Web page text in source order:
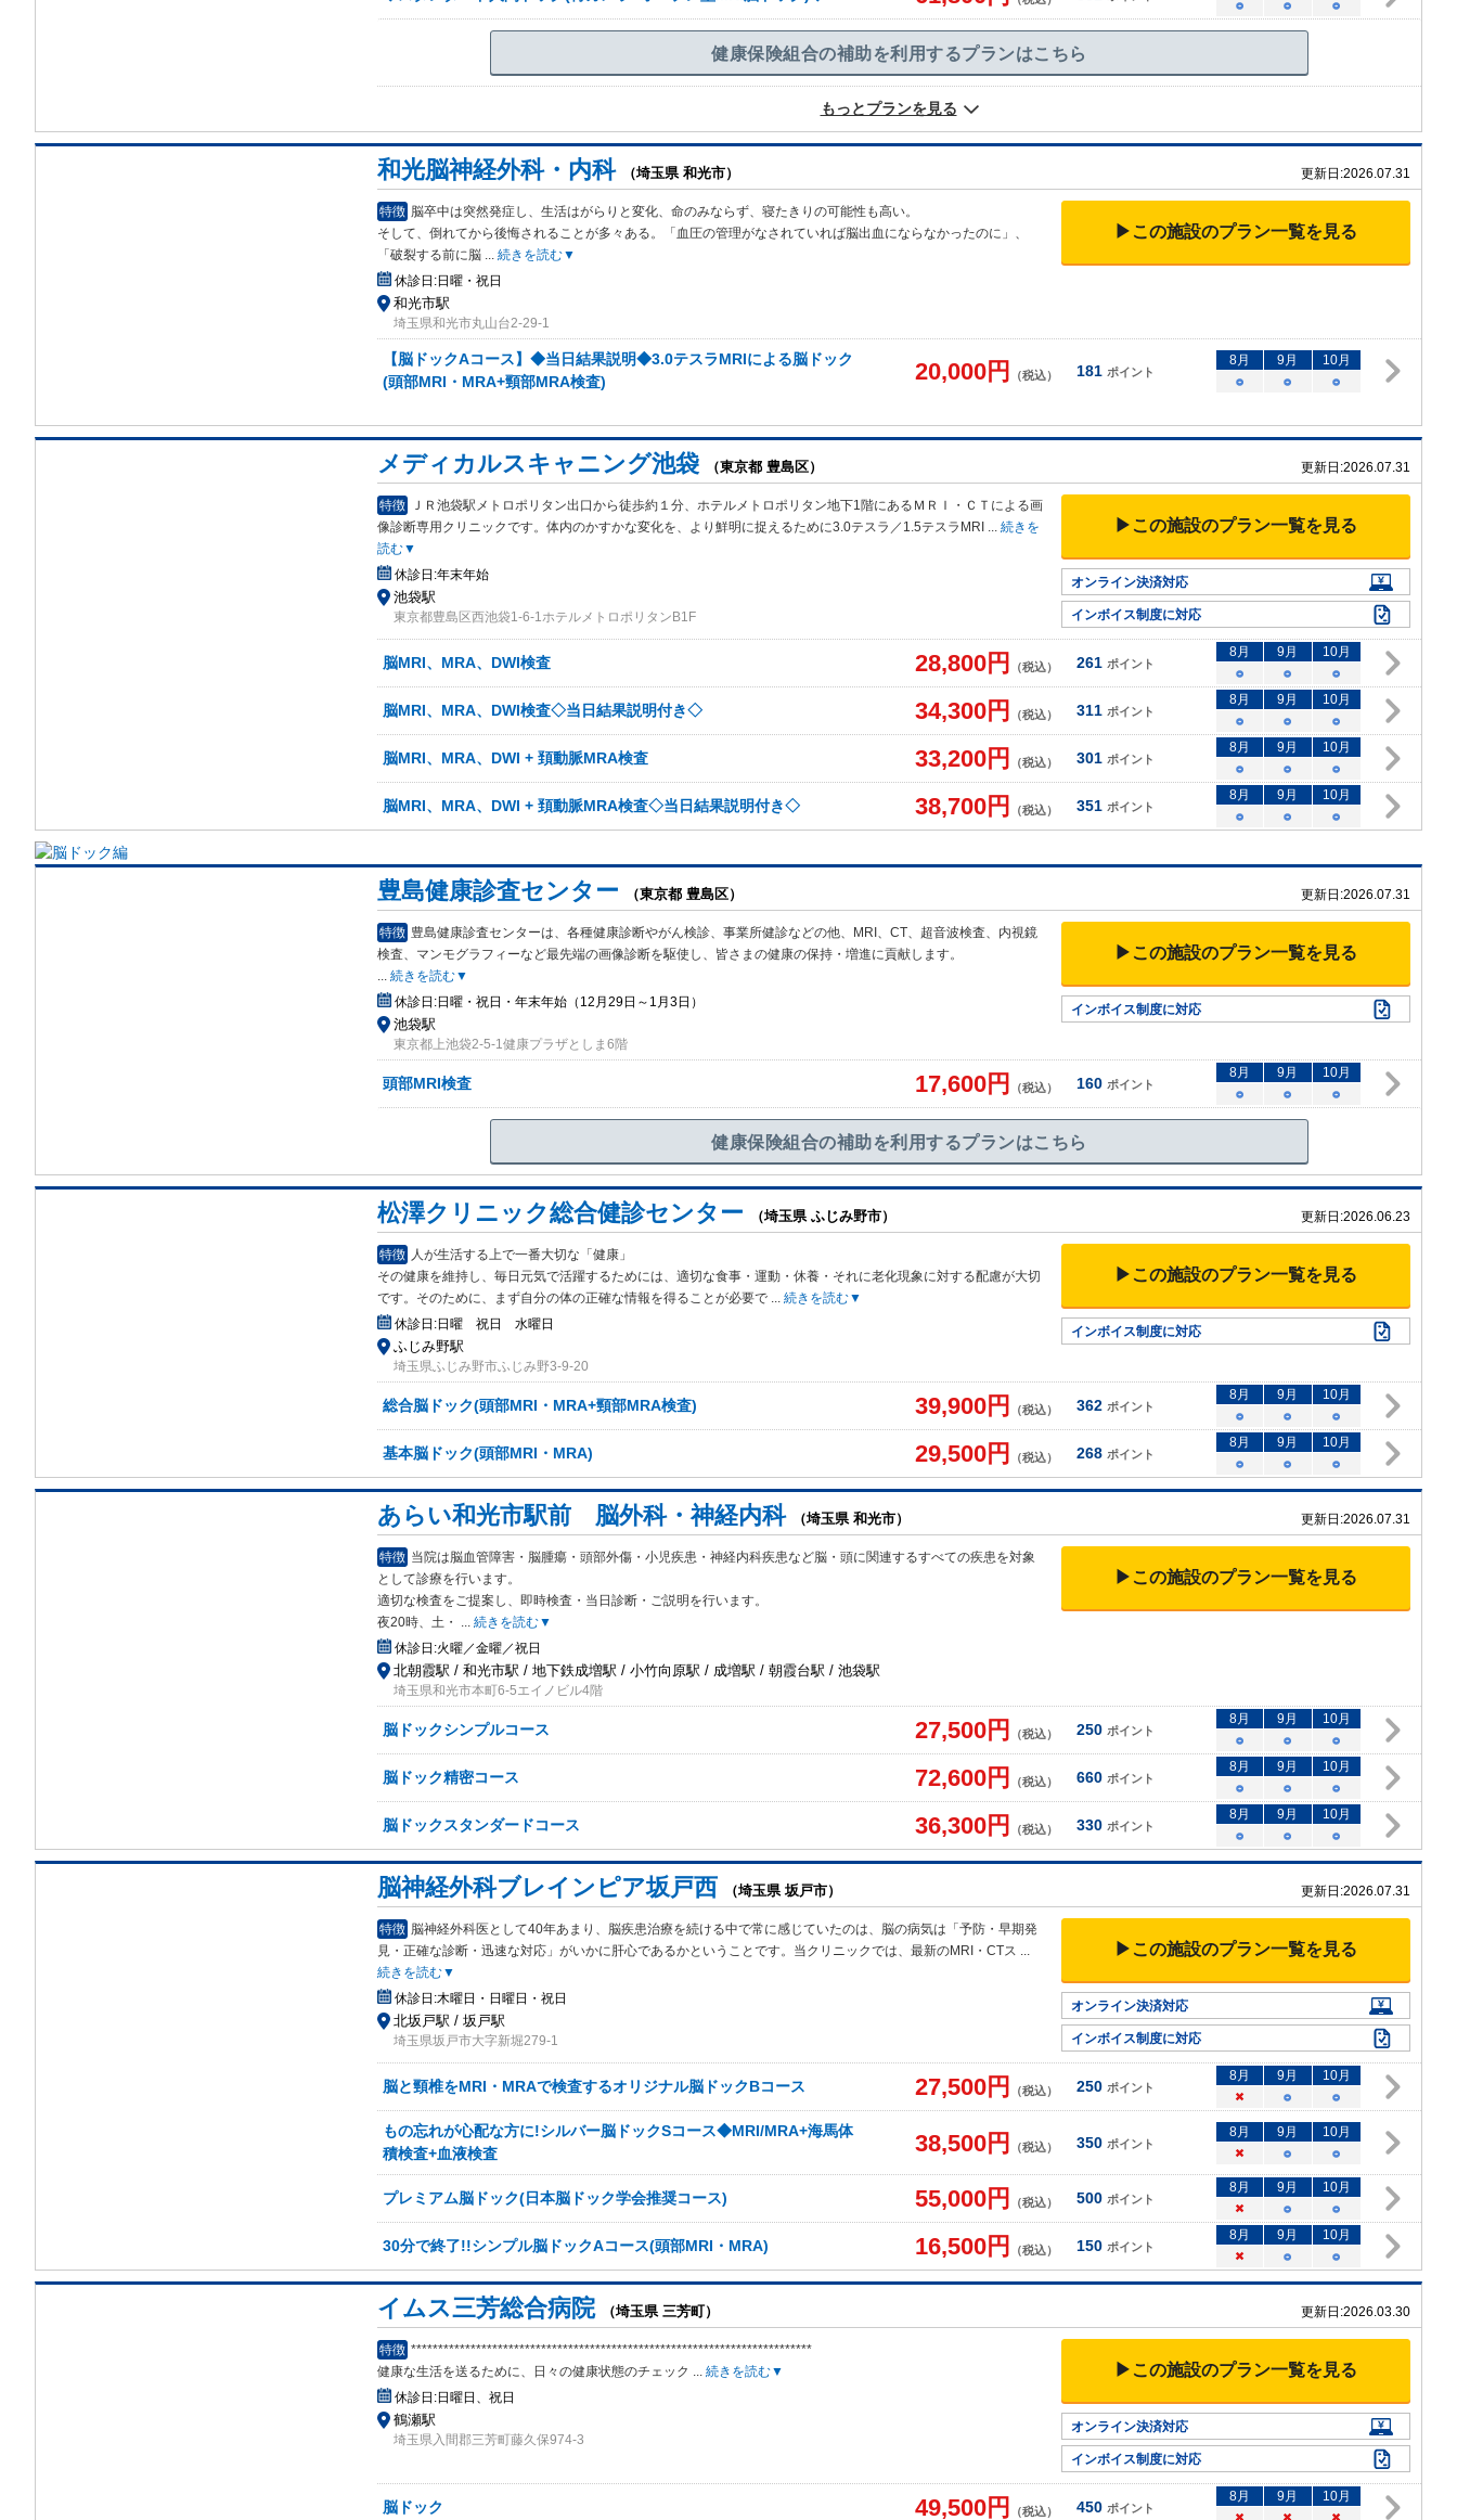
○
○ ○
健康保険組合の補助を利用するプランはこちら
もっとプランを見る
和光脳神経外科・内科 （埼玉県 和光市） 更新日:2026.07.31
特徴 脳卒中は突然発症し、生活はがらりと変化、命のみならず、寝たきりの可能性も高い。
そして、倒れてから後悔されることが多々ある。「血圧の管理がなされていれば脳出血にならなかったのに」、
「破裂する前に脳 ... 続きを読む▼
休診日:日曜・祝日
和光市駅
埼玉県和光市丸山台2-29-1
▶この施設のプラン一覧を見る
【脳ドックAコース】◆当日結果説明◆3.0テスラMRIによる脳ドック
(頭部MRI・MRA+頸部MRA検査)
20,000円 （税込） 181 ポイント
8月 9月 10月
○
○ ○
メディカルスキャニング池袋 （東京都 豊島区） 更新日:2026.07.31
特徴
ＪＲ池袋駅メトロポリタン出口から徒歩約１分、ホテルメトロポリタン地下1階にあるＭＲＩ・ＣＴによる画
像診断専用クリニックです。体内のかすかな変化を、より鮮明に捉えるために3.0テスラ／1.5テスラMRI ... 続きを
読む▼
休診日:年末年始
池袋駅
東京都豊島区西池袋1-6-1ホテルメトロポリタンB1F
▶この施設のプラン一覧を見る
オンライン決済対応
インボイス制度に対応
脳MRI、MRA、DWI検査 28,800円 （税込） 261 ポイント
8月 9月 10月
○
○ ○
脳MRI、MRA、DWI検査◇当日結果説明付き◇ 34,300円 （税込） 311 ポイント
8月 9月 10月
○
○ ○
脳MRI、MRA、DWI + 頚動脈MRA検査 33,200円 （税込） 301 ポイント
8月 9月 10月
○
○ ○
脳MRI、MRA、DWI + 頚動脈MRA検査◇当日結果説明付き◇ 38,700円 （税込） 351 ポイント
8月 9月 10月
○
○ ○
豊島健康診査センター （東京都 豊島区） 更新日:2026.07.31
特徴 豊島健康診査センターは、各種健康診断やがん検診、事業所健診などの他、MRI、CT、超音波検査、内視鏡
検査、マンモグラフィーなど最先端の画像診断を駆使し、皆さまの健康の保持・増進に貢献します。
... 続きを読む▼
休診日:日曜・祝日・年末年始（12月29日～1月3日）
池袋駅
東京都上池袋2-5-1健康プラザとしま6階
▶この施設のプラン一覧を見る
インボイス制度に対応
頭部MRI検査 17,600円 （税込） 160 ポイント
8月 9月 10月
○
○ ○
健康保険組合の補助を利用するプランはこちら
松澤クリニック総合健診センター （埼玉県 ふじみ野市） 更新日:2026.06.23
特徴 人が生活する上で一番大切な「健康」
その健康を維持し、毎日元気で活躍するためには、適切な食事・運動 ・休養・それに老化現象に対する配慮が大切
です。そのために、まず自分の体の正確な情報を得ることが必要で ... 続きを読む▼
休診日:日曜 祝日 水曜日
ふじみ野駅
埼玉県ふじみ野市ふじみ野3-9-20
▶この施設のプラン一覧を見る
インボイス制度に対応
総合脳ドック(頭部MRI・MRA+頸部MRA検査) 39,900円 （税込） 362 ポイント
8月 9月 10月
○
○ ○
基本脳ドック(頭部MRI・MRA) 29,500円 （税込） 268 ポイント
8月 9月 10月
○
○ ○
あらい和光市駅前 脳外科・神経内科 （埼玉県 和光市） 更新日:2026.07.31
特徴 当院は脳血管障害・脳腫瘍・頭部外傷・小児疾患・神経内科疾患など脳・頭に関連するすべての疾患を対象
として診療を行います。
適切な検査をご提案し、即時検査・当日診断・ご説明を行います。
夜20時、土・
... 続きを読む▼
休診日:火曜／金曜／祝日
北朝霞駅 / 和光市駅 / 地下鉄成増駅 / 小竹向原駅 / 成増駅 / 朝霞台駅 / 池袋駅
埼玉県和光市本町6-5エイノビル4階
▶この施設のプラン一覧を見る
脳ドックシンプルコース 27,500円 （税込） 250 ポイント
8月 9月 10月
○
○ ○
脳ドック精密コース 72,600円 （税込） 660 ポイント
8月 9月 10月
○
○ ○
脳ドックスタンダードコース 36,300円 （税込） 330 ポイント
8月 9月 10月
○
○ ○
脳神経外科ブレインピア坂戸西 （埼玉県 坂戸市） 更新日:2026.07.31
特徴 脳神経外科医として40年あまり、脳疾患治療を続ける中で常に感じていたのは、脳の病気は「予防・早期発
見 ・正確な診断・迅速な対応」がいかに肝心であるかということです。当クリニックでは、最新のMRI・CTス ...
続きを読む▼
休診日:木曜日・日曜日・祝日
北坂戸駅 / 坂戸駅
埼玉県坂戸市大字新堀279-1
▶この施設のプラン一覧を見る
オンライン決済対応
インボイス制度に対応
脳と頸椎をMRI・MRAで検査するオリジナル脳ドックBコース 27,500円 （税込） 250 ポイント
8月 9月 10月
×
○ ○
もの忘れが心配な方に!シルバー脳ドックSコース◆MRI/MRA+海馬体
積検査+血液検査
38,500円 （税込） 350 ポイント
8月 9月 10月
×
○ ○
プレミアム脳ドック(日本脳ドック学会推奨コース) 55,000円 （税込） 500 ポイント
8月 9月 10月
×
○ ○
30分で終了!!シンプル脳ドックAコース(頭部MRI・MRA) 16,500円 （税込） 150 ポイント
8月 9月 10月
×
○ ○
イムス三芳総合病院 （埼玉県 三芳町） 更新日:2026.03.30
特徴 **************************************************************************
健康な生活を送るために、日々の健康状態のチェック ... 続きを読む▼
休診日:日曜日、祝日
鶴瀬駅
埼玉県入間郡三芳町藤久保974-3
▶この施設のプラン一覧を見る
オンライン決済対応
インボイス制度に対応
脳ドック 49,500円 （税込） 450 ポイント
8月 9月 10月